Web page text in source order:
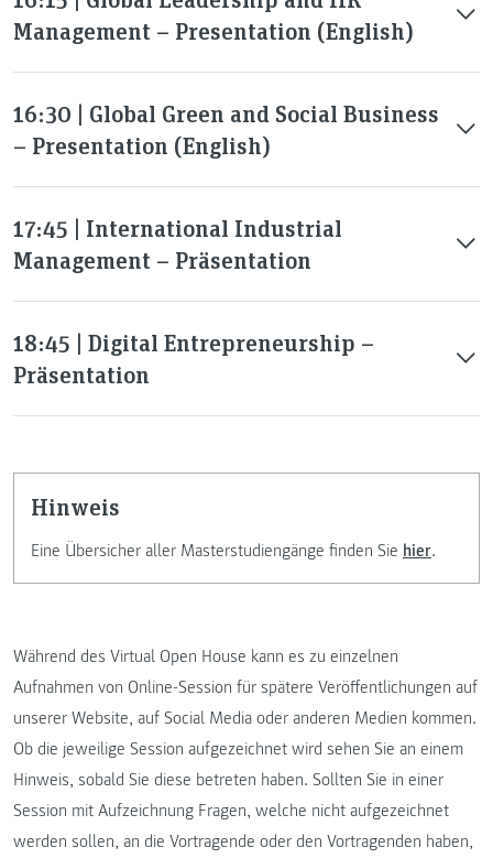
Management – Presentation (English)
16:30 | Global Green and Social Business
– Presentation (English)
17:45 | International Industrial
Management – Präsentation
18:45 | Digital Entrepreneurship –
Präsentation
Hinweis
Eine Übersicher aller Masterstudiengänge finden Sie hier.
Während des Virtual Open House kann es zu einzelnen
Aufnahmen von Online-Session für spätere Veröffentlichungen auf
unserer Website, auf Social Media oder anderen Medien kommen.
Ob die jeweilige Session aufgezeichnet wird sehen Sie an einem
Hinweis, sobald Sie diese betreten haben. Sollten Sie in einer
Session mit Aufzeichnung Fragen, welche nicht aufgezeichnet
werden sollen, an die Vortragende oder den Vortragenden haben,